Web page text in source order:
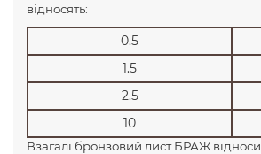
відносять:
0.5
1.5
2.5
10
Взагалі бронзовий лист БРАЖ